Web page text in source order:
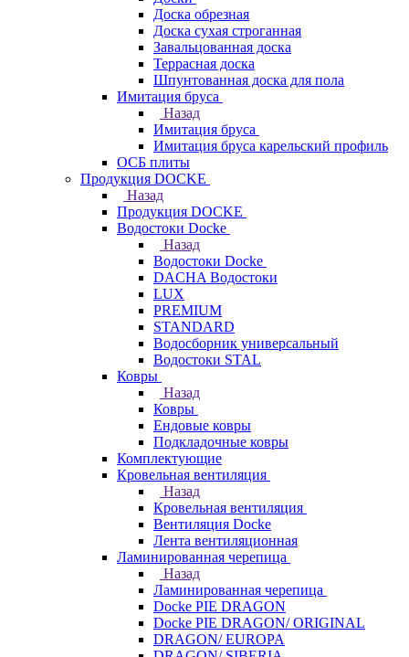
Доска обрезная
Доска сухая строганная
Завальцованная доска
Террасная доска
Шпунтованная доска для пола
Имитация бруса
Назад
Имитация бруса
Имитация бруса карельский профиль
ОСБ плиты
Продукция DOCKE
Назад
Продукция DOCKE
Водостоки Docke
Назад
Водостоки Docke
DACHA Водостоки
LUX
PREMIUM
STANDARD
Водосборник универсальный
Водостоки STAL
Ковры
Назад
Ковры
Ендовые ковры
Подкладочные ковры
Комплектующие
Кровельная вентиляция
Назад
Кровельная вентиляция
Вентиляция Docke
Лента вентиляционная
Ламинированная черепица
Назад
Ламинированная черепица
Docke PIE DRAGON
Docke PIE DRAGON/ ORIGINAL
DRAGON/ EUROPA